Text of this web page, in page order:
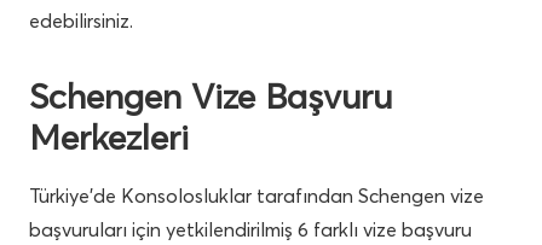
edebilirsiniz.
Schengen Vize Başvuru
Merkezleri
Türkiye’de Konsolosluklar tarafından Schengen vize
başvuruları için yetkilendirilmiş 6 farklı vize başvuru